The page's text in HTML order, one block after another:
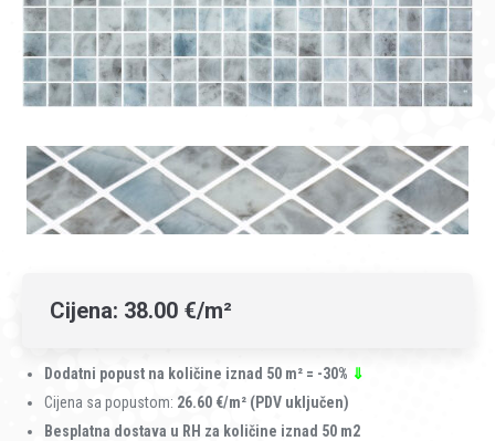
Cijena: 38.00 €/m²
Dodatni popust na količine iznad 50 m² = -30% ⇓
Cijena sa popustom: 26.60 €/m² (PDV uključen)
Besplatna dostava u RH za količine iznad 50 m2